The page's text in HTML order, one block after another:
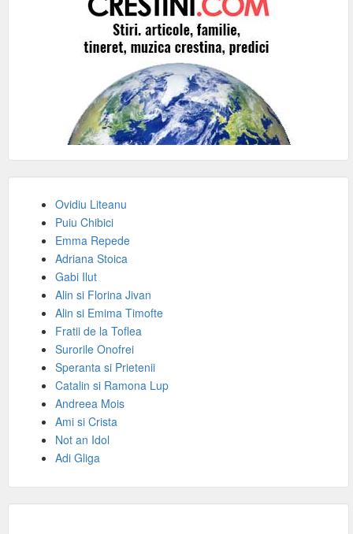
Ovidiu Liteanu
Puiu Chibici
Emma Repede
Adriana Stoica
Gabi Ilut
Alin si Florina Jivan
Alin si Emima Timofte
Fratii de la Toflea
Surorile Onofrei
Speranta si Prietenii
Catalin si Ramona Lup
Andreea Mois
Ami si Crista
Not an Idol
Adi Gliga